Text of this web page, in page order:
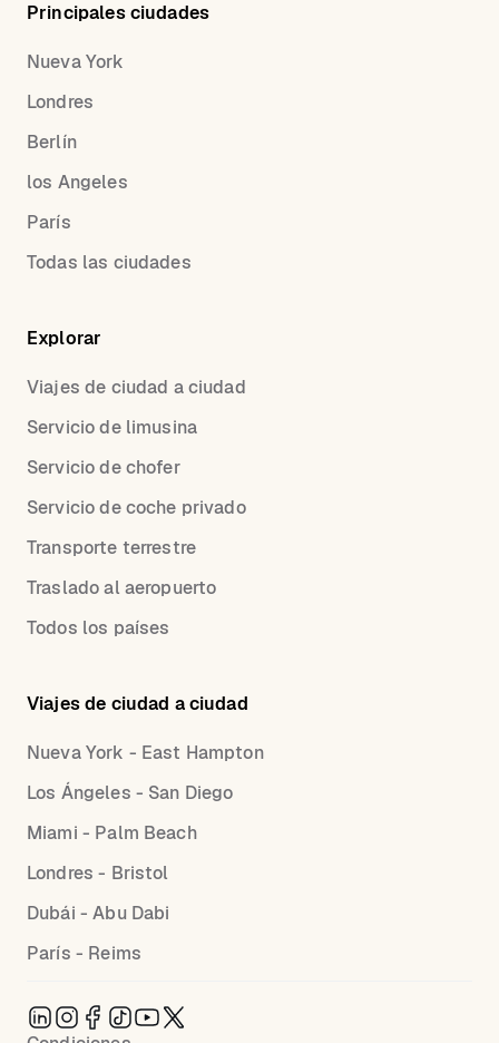
Principales ciudades
Nueva York
Londres
Berlín
los Angeles
París
Todas las ciudades
Explorar
Viajes de ciudad a ciudad
Servicio de limusina
Servicio de chofer
Servicio de coche privado
Transporte terrestre
Traslado al aeropuerto
Todos los países
Viajes de ciudad a ciudad
Nueva York - East Hampton
Los Ángeles - San Diego
Miami - Palm Beach
Londres - Bristol
Dubái - Abu Dabi
París - Reims